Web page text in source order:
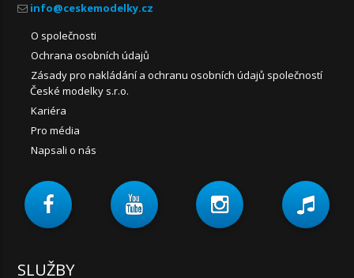
O společnosti
Ochrana osobních údajů
Zásady pro nakládání a ochranu osobních údajů společností
České modelky s.r.o.
Kariéra
Pro média
Napsali o nás
SLUŽBY